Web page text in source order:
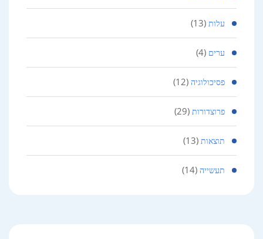
עלות (13)
ערים (4)
פסיכולוגיה (12)
פרוצדורות (29)
תוצאות (13)
תעשייה (14)